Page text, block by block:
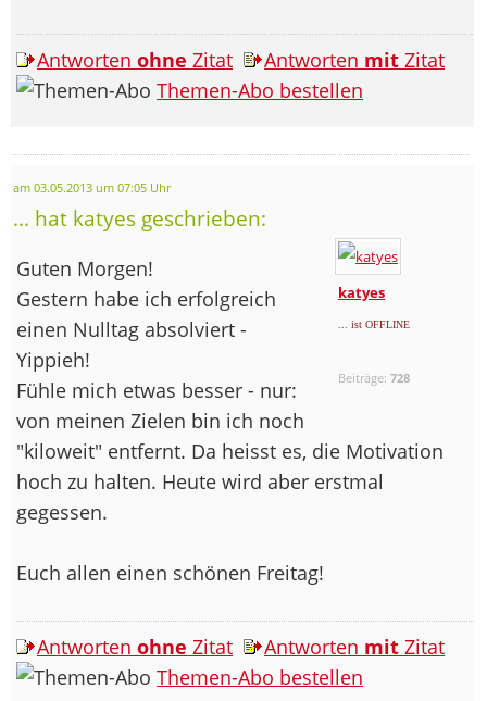
Antworten ohne Zitat Antworten mit Zitat
Themen-Abo bestellen
am 03.05.2013 um 07:05 Uhr
... hat katyes geschrieben:
katyes
... ist OFFLINE
Beiträge:728
Guten Morgen!
Gestern habe ich erfolgreich
einen Nulltag absolviert -
Yippieh!
Fühle mich etwas besser - nur:
von meinen Zielen bin ich noch
"kiloweit" entfernt. Da heisst es, die Motivation
hoch zu halten. Heute wird aber erstmal
gegessen.
Euch allen einen schönen Freitag!
Antworten ohne Zitat Antworten mit Zitat
Themen-Abo bestellen